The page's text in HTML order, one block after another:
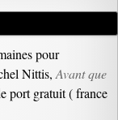
pour
Nittis, Avant que
port gratuit ( france